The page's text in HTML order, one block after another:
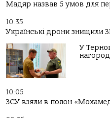
Мадяр назвав 5 умов для
10:35
Українські дрони знищили
У
10:05
ЗСУ взяли в полон